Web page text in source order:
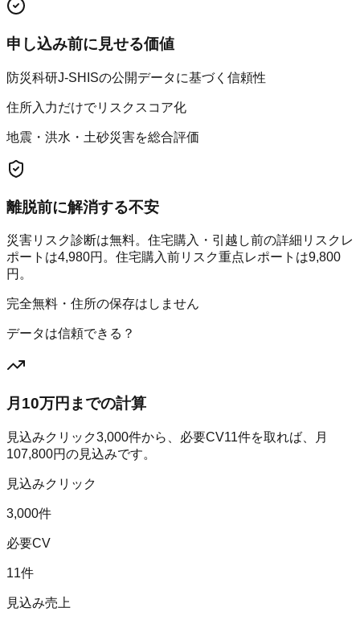
申し込み前に見せる価値
防災科研J-SHISの公開データに基づく信頼性
住所入力だけでリスクスコア化
地震・洪水・土砂災害を総合評価
離脱前に解消する不安
災害リスク診断は無料。住宅購入・引越し前の詳細リスクレ
ポートは4,980円。住宅購入前リスク重点レポートは9,800
円。
完全無料・住所の保存はしません
データは信頼できる？
月10万円までの計算
見込みクリック3,000件から、必要CV11件を取れば、月
107,800円の見込みです。
見込みクリック
3,000件
必要CV
11件
見込み売上